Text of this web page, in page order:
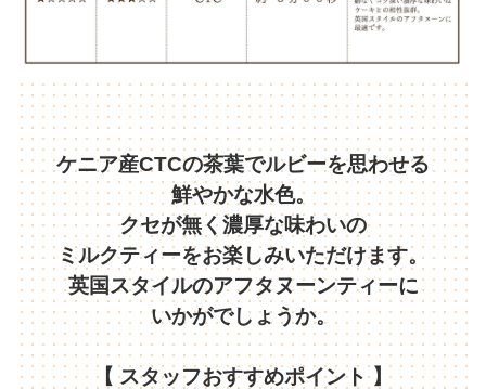
ケニア産CTCの茶葉でルビーを思わせる
鮮やかな水色。
クセが無く濃厚な味わいの
ミルクティーをお楽しみいただけます。
英国スタイルのアフタヌーンティーに
いかがでしょうか。
【 スタッフおすすめポイント 】